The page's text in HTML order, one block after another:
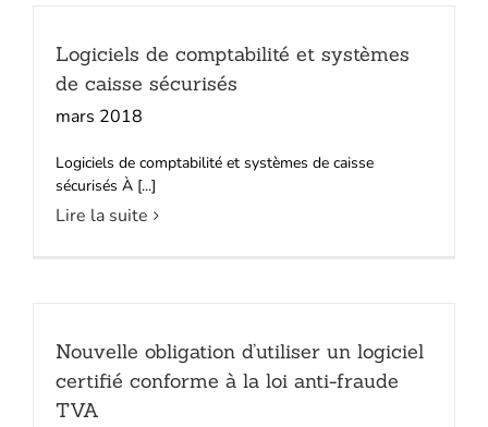
Logiciels de comptabilité et systèmes
de caisse sécurisés
mars 2018
Logiciels de comptabilité et systèmes de caisse
sécurisés À [...]
Lire la suite
Nouvelle obligation d’utiliser un logiciel
certifié conforme à la loi anti-fraude
TVA